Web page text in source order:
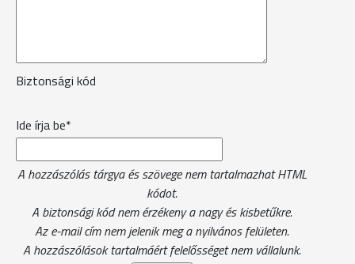
Biztonsági kód
Ide írja be*
A hozzászólás tárgya és szövege nem tartalmazhat HTML
kódot.
A biztonsági kód nem érzékeny a nagy és kisbetűkre.
Az e-mail cím nem jelenik meg a nyilvános felületen.
A hozzászólások tartalmáért felelősséget nem vállalunk.